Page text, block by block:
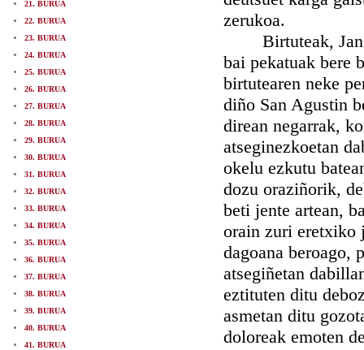
21. BURUA
22. BURUA
23. BURUA
24. BURUA
25. BURUA
26. BURUA
27. BURUA
28. BURUA
29. BURUA
30. BURUA
31. BURUA
32. BURUA
33. BURUA
34. BURUA
35. BURUA
36. BURUA
37. BURUA
38. BURUA
39. BURUA
40. BURUA
41. BURUA
zerukoa.
Birtuteak,
bai pekatuak bere
birtutearen neke
diño San Agustin
direan negarrak,
atseginezkoetan
okelu ezkutu
dozu oraziñorik,
beti jente artean,
orain zuri eretxiko
dagoana beroago,
atsegiñetan
eztituten ditu
asmetan ditu
doloreak emoten